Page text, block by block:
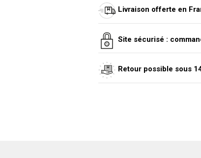
Livraison offerte en
Site sécurisé :
Retour possible sous